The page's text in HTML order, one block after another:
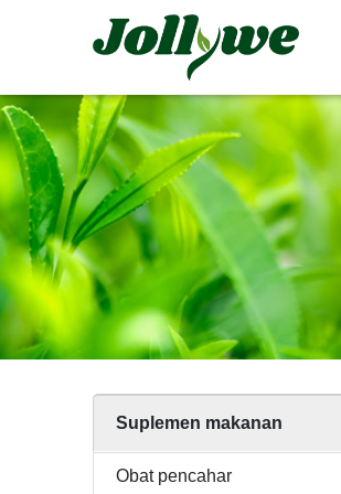
Obat pencahar
penurun berat
badan
Tablet/Pil
Suplemen makanan
Obat pencahar